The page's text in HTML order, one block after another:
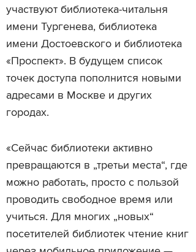
участвуют библиотека-читальня
имени Тургенева, библиотека
имени Достоевского и библиотека
«Проспект». В будущем список
точек доступа пополнится новыми
адресами в Москве и других
городах.
«Сейчас библиотеки активно
превращаются в „третьи места“, где
можно работать, просто с пользой
проводить свободное время или
учиться. Для многих „новых“
посетителей библиотек чтение книг